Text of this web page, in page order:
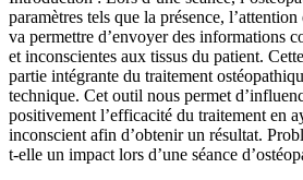
paramètres tels que la présence,
va permettre d’envoyer des informations
et inconscientes aux tissus du patient.
partie intégrante du traitement
technique. Cet outil nous permet
positivement l’efficacité du traitement en
inconscient afin d’obtenir un résultat.
t-elle un impact lors d’une séance